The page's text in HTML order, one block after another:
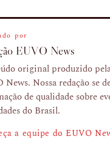
por
EUVO News
original produzido
News. Nossa redação se
de qualidade sobre
do Brasil.
a equipe do EUVO